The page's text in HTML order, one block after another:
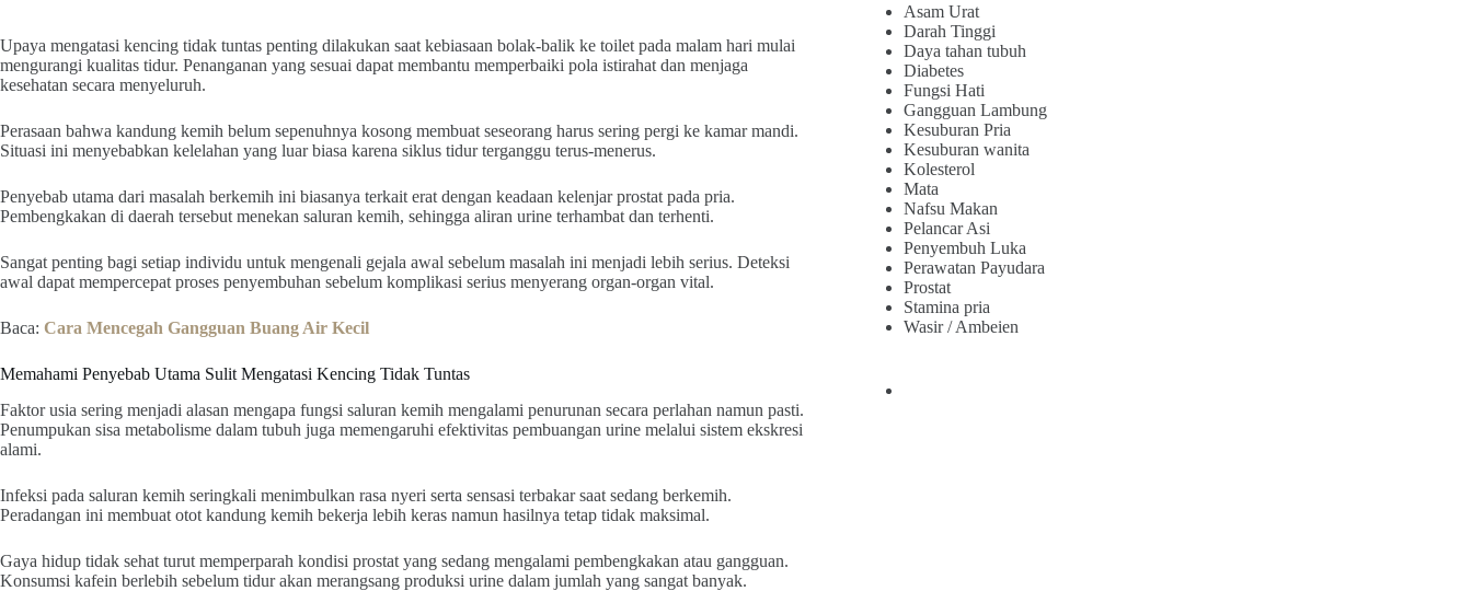
Upaya mengatasi kencing tidak tuntas penting dilakukan saat kebiasaan bolak-balik ke toilet pada malam hari mulai
mengurangi kualitas tidur. Penanganan yang sesuai dapat membantu memperbaiki pola istirahat dan menjaga
kesehatan secara menyeluruh.
Perasaan bahwa kandung kemih belum sepenuhnya kosong membuat seseorang harus sering pergi ke kamar mandi.
Situasi ini menyebabkan kelelahan yang luar biasa karena siklus tidur terganggu terus-menerus.
Penyebab utama dari masalah berkemih ini biasanya terkait erat dengan keadaan kelenjar prostat pada pria.
Pembengkakan di daerah tersebut menekan saluran kemih, sehingga aliran urine terhambat dan terhenti.
Sangat penting bagi setiap individu untuk mengenali gejala awal sebelum masalah ini menjadi lebih serius. Deteksi
awal dapat mempercepat proses penyembuhan sebelum komplikasi serius menyerang organ-organ vital.
Baca: Cara Mencegah Gangguan Buang Air Kecil
Memahami Penyebab Utama Sulit Mengatasi Kencing Tidak Tuntas
Faktor usia sering menjadi alasan mengapa fungsi saluran kemih mengalami penurunan secara perlahan namun pasti.
Penumpukan sisa metabolisme dalam tubuh juga memengaruhi efektivitas pembuangan urine melalui sistem ekskresi
alami.
Infeksi pada saluran kemih seringkali menimbulkan rasa nyeri serta sensasi terbakar saat sedang berkemih.
Peradangan ini membuat otot kandung kemih bekerja lebih keras namun hasilnya tetap tidak maksimal.
Gaya hidup tidak sehat turut memperparah kondisi prostat yang sedang mengalami pembengkakan atau gangguan.
Konsumsi kafein berlebih sebelum tidur akan merangsang produksi urine dalam jumlah yang sangat banyak.
Asam Urat
Darah Tinggi
Daya tahan tubuh
Diabetes
Fungsi Hati
Gangguan Lambung
Kesuburan Pria
Kesuburan wanita
Kolesterol
Mata
Nafsu Makan
Pelancar Asi
Penyembuh Luka
Perawatan Payudara
Prostat
Stamina pria
Wasir / Ambeien